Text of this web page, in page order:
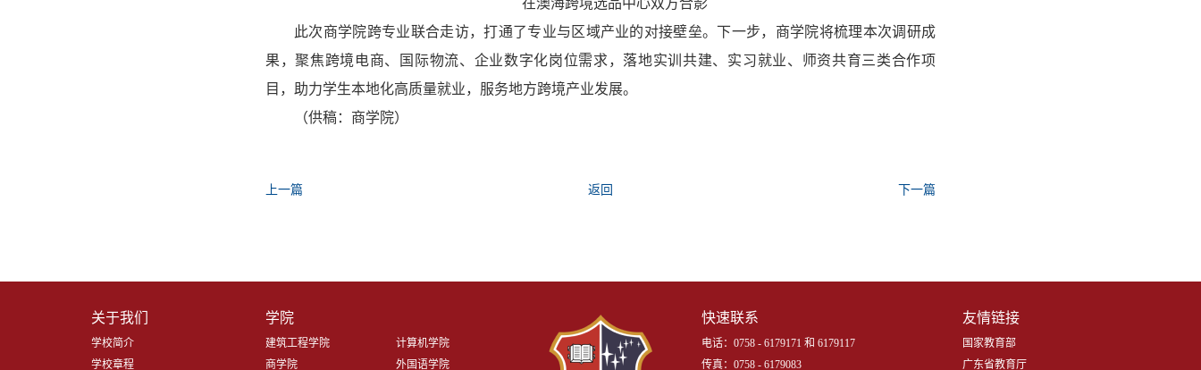
在澳海跨境选品中心双方合影
此次商学院跨专业联合走访，打通了专业与区域产业的对接壁垒。下一步，商学院将梳理本次调研成
果，聚焦跨境电商、国际物流、企业数字化岗位需求，落地实训共建、实习就业、师资共育三类合作项
目，助力学生本地化高质量就业，服务地方跨境产业发展。
（供稿：商学院）
上一篇 返回 下一篇
关于我们
学校简介
学校章程
学院
建筑工程学院
计算机学院
商学院
外国语学院
快速联系
电话：0758 - 6179171 和 6179117
传真：0758 - 6179083
友情链接
国家教育部
广东省教育厅